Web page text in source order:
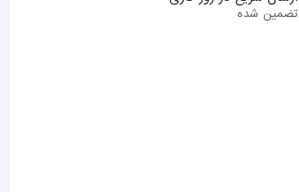
تضمین شده